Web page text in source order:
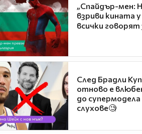
„Спайдър-мен:
взриви кината
всички говорят
След Брадли
отново е
до
слухове🧐